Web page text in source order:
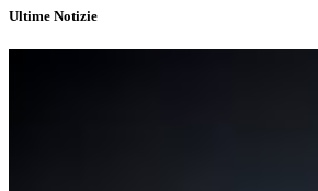
Ultime Notizie